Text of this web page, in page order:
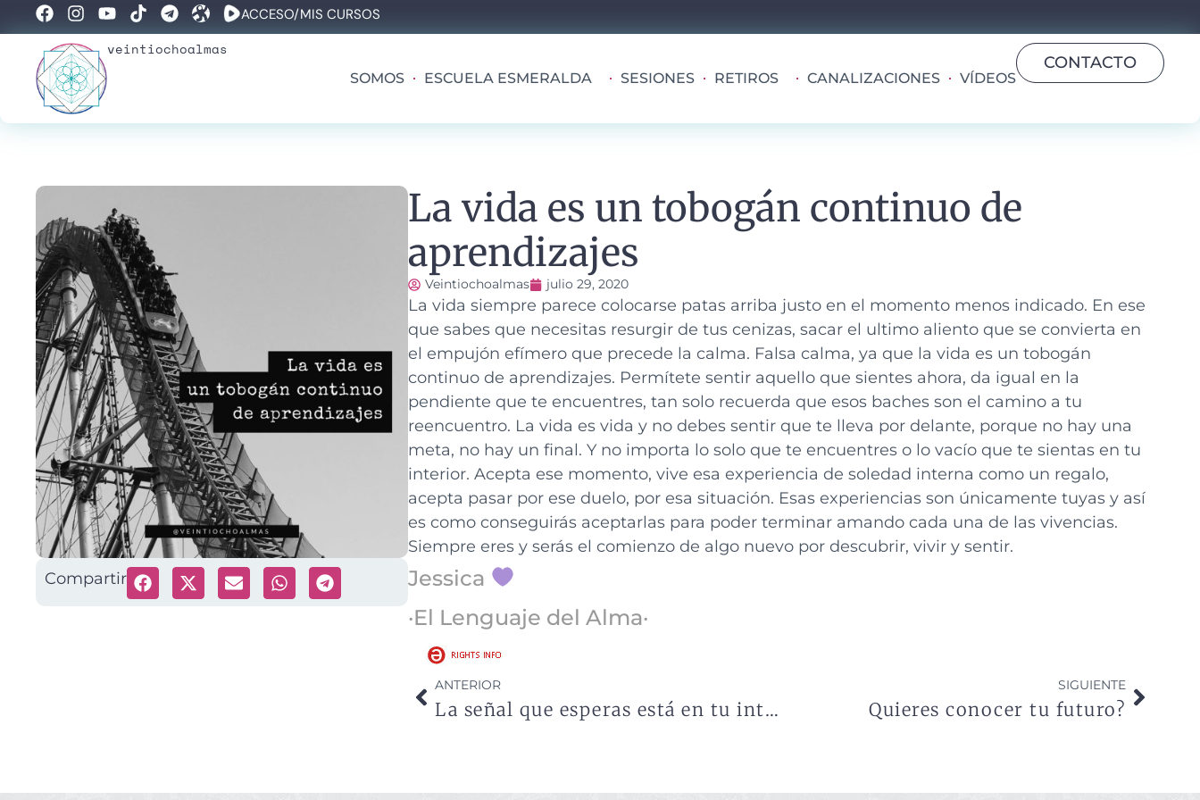
ACCESO/MIS CURSOS
veintiochoalmas
SOMOS ESCUELA ESMERALDA SESIONES RETIROS CANALIZACIONES VÍDEOS
CONTACTO
Compartir
La vida es un tobogán continuo de
aprendizajes
Veintiochoalmas julio 29, 2020
La vida siempre parece colocarse patas arriba justo en el momento menos indicado. En ese
que sabes que necesitas resurgir de tus cenizas, sacar el ultimo aliento que se convierta en
el empujón efímero que precede la calma. Falsa calma, ya que la vida es un tobogán
continuo de aprendizajes. Permítete sentir aquello que sientes ahora, da igual en la
pendiente que te encuentres, tan solo recuerda que esos baches son el camino a tu
reencuentro. La vida es vida y no debes sentir que te lleva por delante, porque no hay una
meta, no hay un final. Y no importa lo solo que te encuentres o lo vacío que te sientas en tu
interior. Acepta ese momento, vive esa experiencia de soledad interna como un regalo,
acepta pasar por ese duelo, por esa situación. Esas experiencias son únicamente tuyas y así
es como conseguirás aceptarlas para poder terminar amando cada una de las vivencias.
Siempre eres y serás el comienzo de algo nuevo por descubrir, vivir y sentir.
Jessica
·El Lenguaje del Alma·
ANTERIOR
La señal que esperas está en tu interior
SIGUIENTE
Quieres conocer tu futuro?